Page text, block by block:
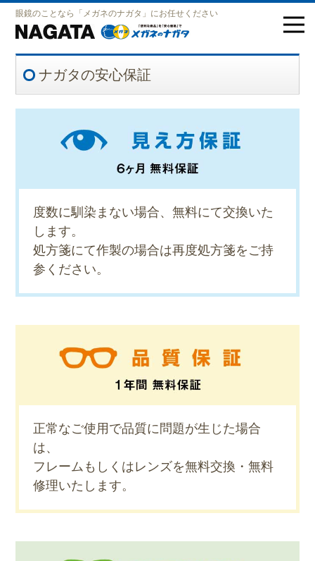
眼鏡のことなら「メガネのナガタ」にお任せください
ナガタの安心保証
度数に馴染まない場合、無料にて交換いた
します。
処方箋にて作製の場合は再度処方箋をご持
参ください。
正常なご使用で品質に問題が生じた場合
は、
フレームもしくはレンズを無料交換・無料
修理いたします。